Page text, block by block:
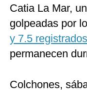
Catia La Mar,
golpeadas por
y 7.5
permanecen
Colchones,